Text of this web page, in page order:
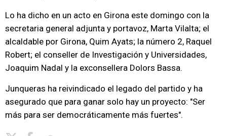
Lo ha dicho en un acto en Girona este domingo con la
secretaria general adjunta y portavoz, Marta Vilalta; el
alcaldable por Girona, Quim Ayats; la número 2, Raquel
Robert; el conseller de Investigación y Universidades,
Joaquim Nadal y la exconsellera Dolors Bassa.
Junqueras ha reivindicado el legado del partido y ha
asegurado que para ganar solo hay un proyecto: "Ser
más para ser democráticamente más fuertes".